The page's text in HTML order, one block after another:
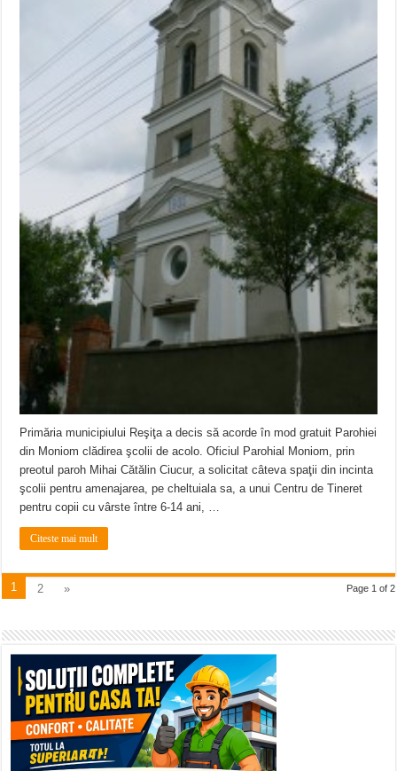
Primăria municipiului Reşiţa a decis să acorde în mod gratuit Parohiei
din Moniom clădirea şcolii de acolo. Oficiul Parohial Moniom, prin
preotul paroh Mihai Cătălin Ciucur, a solicitat câteva spaţii din incinta
şcolii pentru amenajarea, pe cheltuiala sa, a unui Centru de Tineret
pentru copii cu vârste între 6-14 ani, …
Citeste mai mult
Page 1 of 2
1 2 »